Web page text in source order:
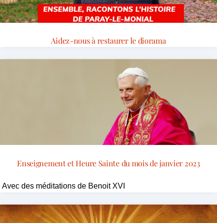
Aidez-nous à restaurer le diorama
Enseignement et Heure Sainte du mois de janvier 2023
Avec des méditations de Benoit XVI